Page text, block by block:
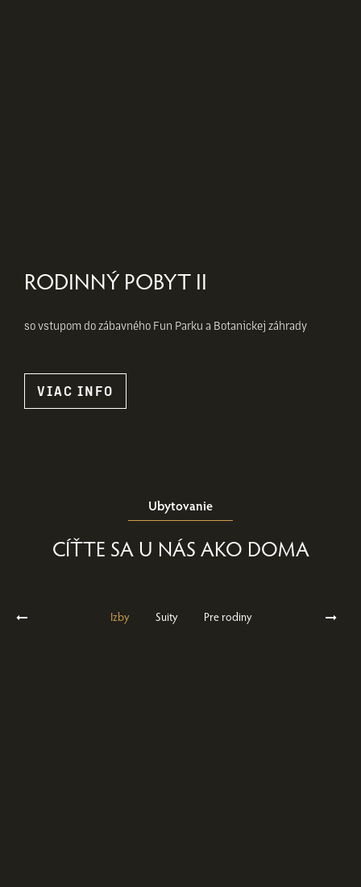
RODINNÝ POBYT II
so vstupom do zábavného Fun Parku a Botanickej záhrady
VIAC INFO
Ubytovanie
CÍŤTE SA U NÁS AKO DOMA
Izby Suity Pre rodiny